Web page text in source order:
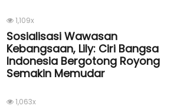
1,109x
Sosialisasi Wawasan
Kebangsaan, Lily: Ciri Bangsa
Indonesia Bergotong Royong
Semakin Memudar
1,063x